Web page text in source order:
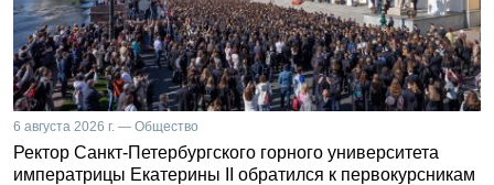
6 августа 2026 г. — Общество
Ректор Санкт-Петербургского горного университета
императрицы Екатерины II обратился к первокурсникам